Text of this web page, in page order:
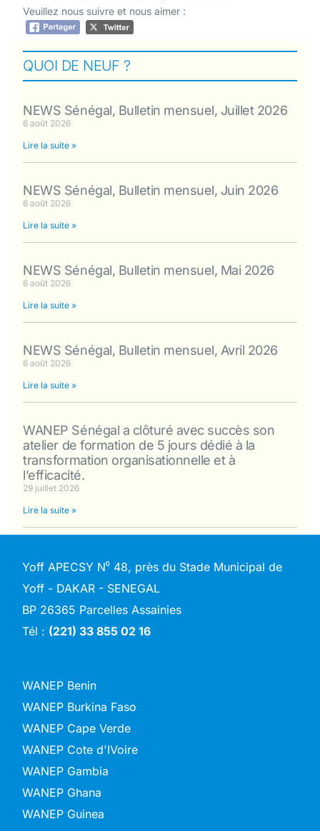
Veuillez nous suivre et nous aimer :
QUOI DE NEUF ?
NEWS Sénégal, Bulletin mensuel, Juillet 2026
6 août 2026
Lire la suite »
NEWS Sénégal, Bulletin mensuel, Juin 2026
6 août 2026
Lire la suite »
NEWS Sénégal, Bulletin mensuel, Mai 2026
6 août 2026
Lire la suite »
NEWS Sénégal, Bulletin mensuel, Avril 2026
6 août 2026
Lire la suite »
WANEP Sénégal a clôturé avec succès son
atelier de formation de 5 jours dédié à la
transformation organisationnelle et à
l’efficacité.
29 juillet 2026
Lire la suite »
Yoff APECSY N⁰ 48, près du Stade Municipal de
Yoff - DAKAR - SENEGAL
BP 26365 Parcelles Assainies
Tél : (221) 33 855 02 16
WANEP Benin
WANEP Burkina Faso
WANEP Cape Verde
WANEP Cote d'IVoire
WANEP Gambia
WANEP Ghana
WANEP Guinea